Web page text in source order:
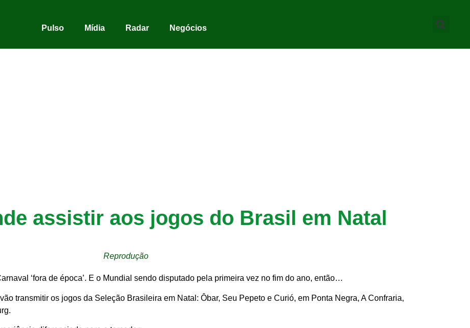
Pulso Mídia Radar Negócios
assistir aos jogos do Brasil em Natal
Reprodução
‘fora de época’. E o Mundial sendo disputado pela primeira vez no fim do ano, então…
transmitir os jogos da Seleção Brasileira em Natal: Ôbar, Seu Pepeto e Curió, em Ponta Negra, A Confraria,